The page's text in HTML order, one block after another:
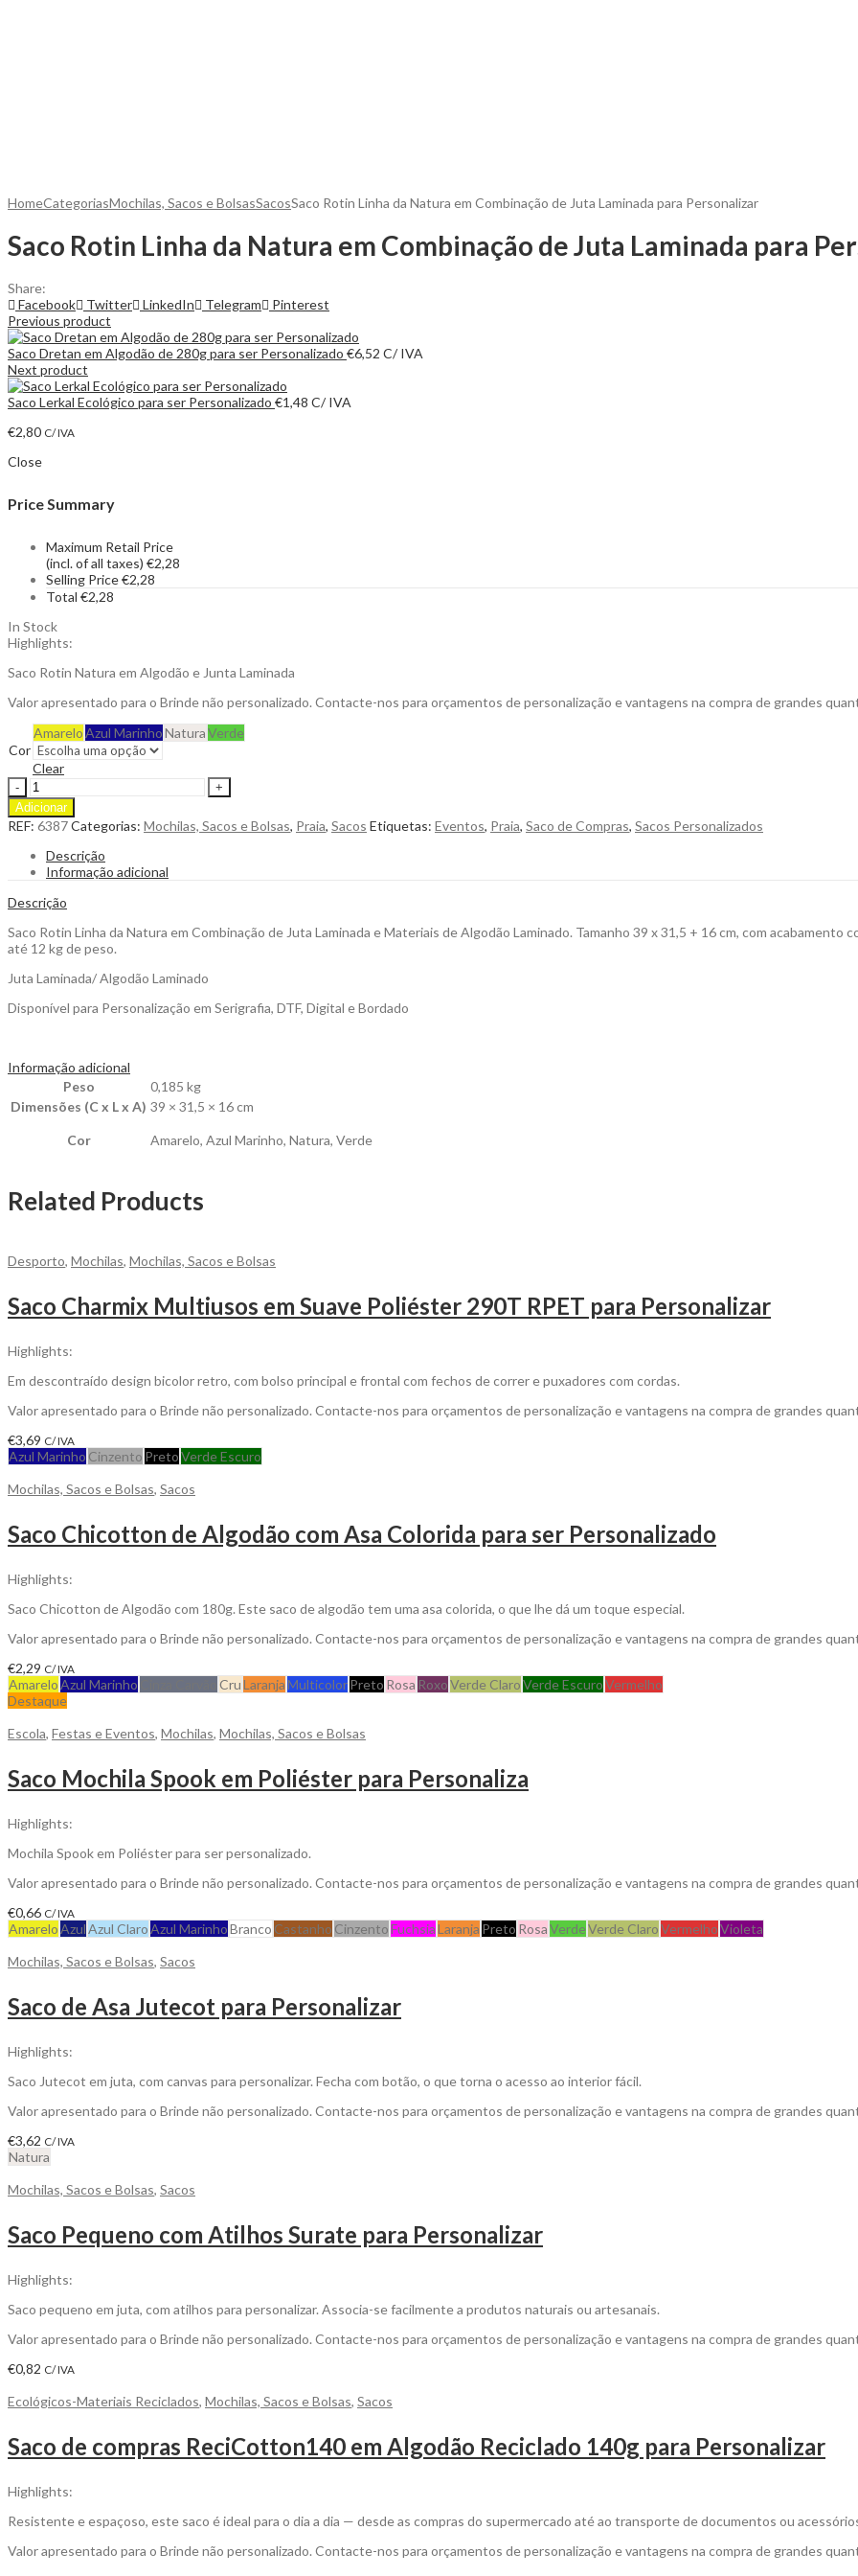
HomeCategoriasMochilas, Sacos e BolsasSacosSaco Rotin Linha da Natura em Combinação de Juta Laminada para Personalizar
Saco Rotin Linha da Natura em Combinação de Juta Laminada para
Share:
Facebook
Twitter LinkedIn Telegram
Pinterest
Previous product
Saco Dretan em Algodão de 280g para ser Personalizado €6,52 C/ IVA
Next product
Saco Lerkal Ecológico para ser Personalizado €1,48 C/ IVA
€2,80 C/ IVA
Close
Price Summary
Maximum Retail Price
(incl. of all taxes) €2,28
Selling Price€2,28
Total €2,28
In Stock
Highlights:
Saco Rotin Natura em Algodão e Junta Laminada
Valor apresentado para o Brinde não personalizado. Contacte-nos para orçamentos de personalização e vantagens na compra de grandes
Cor
AmareloAzul MarinhoNaturaVerde
Clear
Saco
Rotin
Linha
da
Natura
em
Combinação
de
Juta
Laminada
para
quantity
Adicionar
REF: 6387Categorias: Mochilas, Sacos e Bolsas, Praia, Sacos Etiquetas: Eventos, Praia, Saco de Compras, Sacos Personalizados
Descrição
Informação adicional
Descrição
Saco Rotin Linha da Natura em Combinação de Juta Laminada e Materiais de Algodão Laminado. Tamanho 39 x 31,5 + 16 cm, com
até 12 kg de peso.
Juta Laminada/ Algodão Laminado
Disponível para Personalização em Serigrafia, DTF, Digital e Bordado
Informação adicional
Peso
0,185 kg
Dimensões (C x L x A) 39 × 31,5 × 16 cm
Cor Amarelo, Azul Marinho, Natura, Verde
Related Products
Desporto, Mochilas, Mochilas, Sacos e Bolsas
Saco Charmix Multiusos em Suave Poliéster 290T RPET para Personalizar
Highlights:
Em descontraído design bicolor retro, com bolso principal e frontal com fechos de correr e puxadores com cordas.
Valor apresentado para o Brinde não personalizado. Contacte-nos para orçamentos de personalização e vantagens na compra de grandes
€3,69 C/ IVA
Azul Marinho Cinzento PretoVerde Escuro
Mochilas, Sacos e Bolsas, Sacos
Saco Chicotton de Algodão com Asa Colorida para ser Personalizado
Highlights:
Saco Chicotton de Algodão com 180g. Este saco de algodão tem uma asa colorida, o que lhe dá um toque especial.
Valor apresentado para o Brinde não personalizado. Contacte-nos para orçamentos de personalização e vantagens na compra de grandes
€2,29 C/ IVA
AmareloAzul Marinho CruLaranjaMulticolorPreto Rosa RoxoVerde ClaroVerde EscuroVermelho
Destaque
Escola, Festas e Eventos, Mochilas, Mochilas, Sacos e Bolsas
Saco Mochila Spook em Poliéster para Personaliza
Highlights:
Mochila Spook em Poliéster para ser personalizado.
Valor apresentado para o Brinde não personalizado. Contacte-nos para orçamentos de personalização e vantagens na compra de grandes
€0,66 C/ IVA
AmareloAzulAzul ClaroAzul MarinhoBranco Castanho CinzentoFuchsiaLaranja Preto RosaVerdeVerde ClaroVermelhoVioleta
Mochilas, Sacos e Bolsas, Sacos
Saco de Asa Jutecot para Personalizar
Highlights:
Saco Jutecot em juta, com canvas para personalizar. Fecha com botão, o que torna o acesso ao interior fácil.
Valor apresentado para o Brinde não personalizado. Contacte-nos para orçamentos de personalização e vantagens na compra de grandes
€3,62 C/ IVA
Natura
Mochilas, Sacos e Bolsas, Sacos
Saco Pequeno com Atilhos Surate para Personalizar
Highlights:
Saco pequeno em juta, com atilhos para personalizar. Associa-se facilmente a produtos naturais ou artesanais.
Valor apresentado para o Brinde não personalizado. Contacte-nos para orçamentos de personalização e vantagens na compra de grandes
€0,82 C/ IVA
Ecológicos-Materiais Reciclados, Mochilas, Sacos e Bolsas, Sacos
Saco de compras ReciCotton140 em Algodão Reciclado 140g para Personalizar
Highlights:
Resistente e espaçoso, este saco é ideal para o dia a dia — desde as compras do supermercado até ao transporte de documentos ou
Valor apresentado para o Brinde não personalizado. Contacte-nos para orçamentos de personalização e vantagens na compra de grandes